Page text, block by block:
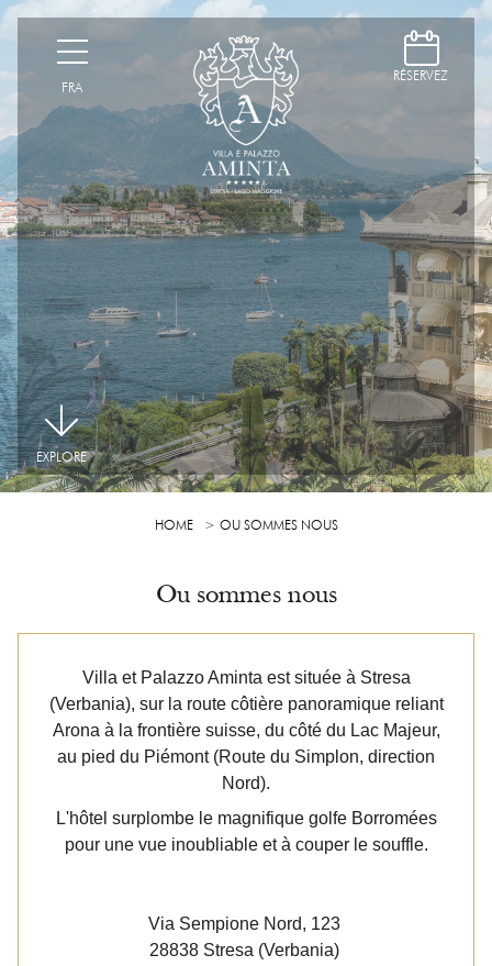
H
FRA
D
RÉSERVEZ
|
EXPLORE
HOME OU SOMMES NOUS
Ou sommes nous
Villa et Palazzo Aminta est située à Stresa
(Verbania), sur la route côtière panoramique reliant
Arona à la frontière suisse, du côté du Lac Majeur,
au pied du Piémont (Route du Simplon, direction
Nord).
L'hôtel surplombe le magnifique golfe Borromées
pour une vue inoubliable et à couper le souffle.
Via Sempione Nord, 123
28838 Stresa (Verbania)